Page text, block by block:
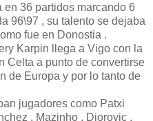
36 partidos marcando 6
96\97 , su talento se dejaba
fue en Donostia .
Karpin llega a Vigo con la
Celta a punto de convertirse
de Europa y por lo tanto de
jugadores como Patxi
, Mazinho , Djorovic ,